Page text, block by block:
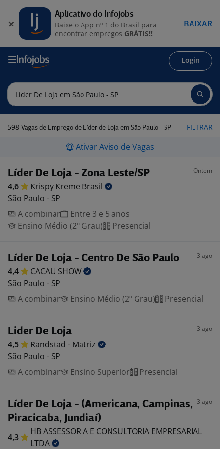
Login
598 Vagas de Emprego de Líder de Loja em São Paulo - SP FILTRAR
Ativar Aviso de Vagas
Líder De Loja - Zona Leste/SP Ontem
4,6 Krispy Kreme Brasil
São Paulo - SP
A combinar
Entre 3 e 5 anos
Ensino Médio (2º Grau)
Presencial
Líder De Loja - Centro De São Paulo 3 ago
4,4 CACAU SHOW
São Paulo - SP
A combinar
Ensino Médio (2º Grau) Presencial
Lider De Loja 3 ago
4,5 Randstad - Matriz
São Paulo - SP
A combinar
Ensino Superior Presencial
Líder De Loja - (Americana, Campinas,
Piracicaba, Jundiaí)
3 ago
4,3
HB ASSESSORIA E CONSULTORIA EMPRESARIAL
LTDA
Aplicativo do Infojobs
Baixe o App nº 1 do Brasil para
encontrar empregos GRÁTIS!!
BAIXAR